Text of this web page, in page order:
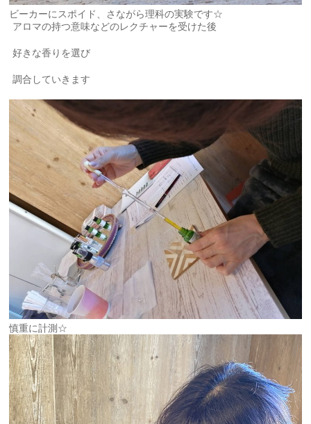
ビーカーにスポイド、さながら理科の実験です☆
アロマの持つ意味などのレクチャーを受けた後
好きな香りを選び
調合していきます
慎重に計測☆